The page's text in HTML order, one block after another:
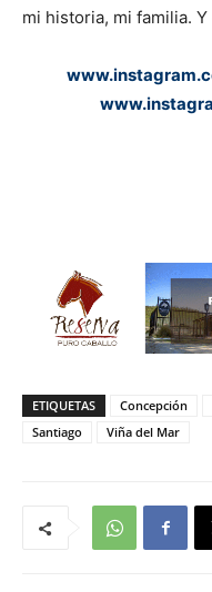
mi historia, mi familia.
ETIQUETAS Concepción
Santiago
Viña del Mar